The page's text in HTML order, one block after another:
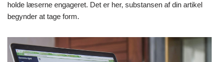
holde læserne engageret. Det er her, substansen af din artikel
begynder at tage form.